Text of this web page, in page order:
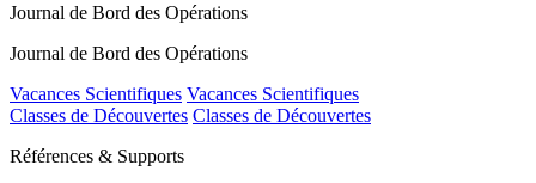
Journal de Bord des Opérations
Journal de Bord des Opérations
Vacances Scientifiques Vacances Scientifiques
Classes de Découvertes Classes de Découvertes
Références & Supports